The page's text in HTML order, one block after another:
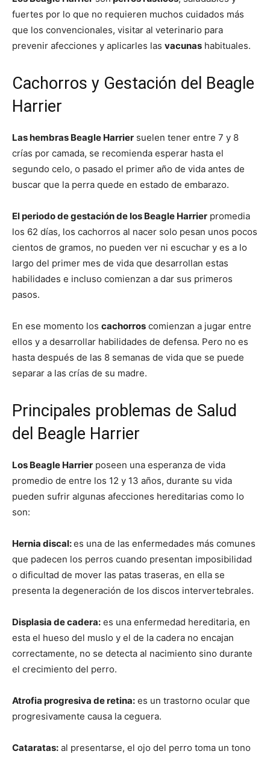
fuertes por lo que no requieren muchos cuidados más
que los convencionales, visitar al veterinario para
prevenir afecciones y aplicarles las vacunas habituales.
Cachorros y Gestación del Beagle
Harrier
Las hembras Beagle Harrier suelen tener entre 7 y 8
crías por camada, se recomienda esperar hasta el
segundo celo, o pasado el primer año de vida antes de
buscar que la perra quede en estado de embarazo.
El periodo de gestación de los Beagle Harrier promedia
los 62 días, los cachorros al nacer solo pesan unos pocos
cientos de gramos, no pueden ver ni escuchar y es a lo
largo del primer mes de vida que desarrollan estas
habilidades e incluso comienzan a dar sus primeros
pasos.
En ese momento los cachorros comienzan a jugar entre
ellos y a desarrollar habilidades de defensa. Pero no es
hasta después de las 8 semanas de vida que se puede
separar a las crías de su madre.
Principales problemas de Salud
del Beagle Harrier
Los Beagle Harrier poseen una esperanza de vida
promedio de entre los 12 y 13 años, durante su vida
pueden sufrir algunas afecciones hereditarias como lo
son:
Hernia discal:es una de las enfermedades más comunes
que padecen los perros cuando presentan imposibilidad
o dificultad de mover las patas traseras, en ella se
presenta la degeneración de los discos intervertebrales.
Displasia de cadera: es una enfermedad hereditaria, en
esta el hueso del muslo y el de la cadera no encajan
correctamente, no se detecta al nacimiento sino durante
el crecimiento del perro.
Atrofia progresiva de retina: es un trastorno ocular que
progresivamente causa la ceguera.
Cataratas: al presentarse, el ojo del perro toma un tono